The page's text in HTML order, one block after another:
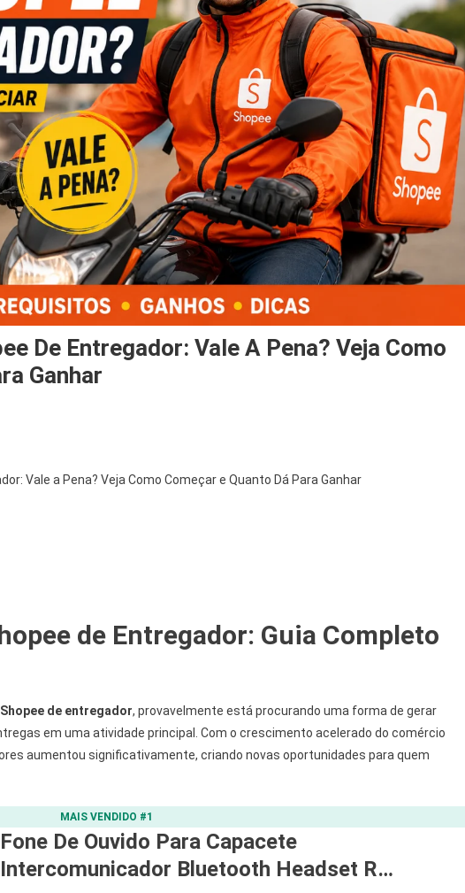
De Entregador: Vale A Pena? Veja Como
Ganhar
Vale a Pena? Veja Como Começar e Quanto Dá Para Ganhar
de Entregador: Guia Completo
de entregador, provavelmente está procurando uma forma de gerar
em uma atividade principal. Com o crescimento acelerado do comércio
aumentou significativamente, criando novas oportunidades para quem
MAIS VENDIDO #1
Fone De Ouvido Para Capacete
Intercomunicador Bluetooth Headset R…